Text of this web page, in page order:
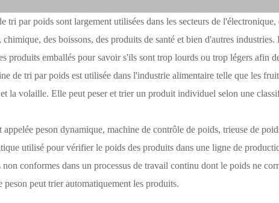
tri par poids sont largement utilisées dans les secteurs de l'électronique,
des boissons, des produits de santé et bien d'autres industries.
produits emballés pour savoir s'ils sont trop lourds ou trop légers afin
de tri par poids est utilisée dans l'industrie alimentaire telle que les
la volaille. Elle peut peser et trier un produit individuel selon une
peson dynamique, machine de contrôle de poids, trieuse de
utilisé pour vérifier le poids des produits dans une ligne de
conformes dans un processus de travail continu dont le poids ne
peut trier automatiquement les produits.